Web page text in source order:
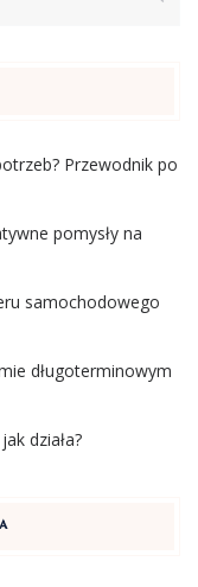
Przewodnik po
pomysły na
samochodowego
długoterminowym
działa?